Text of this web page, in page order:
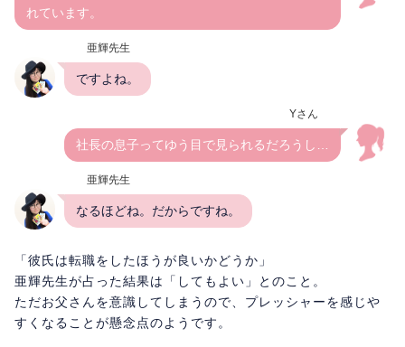
れています。
亜輝先生
ですよね。
Yさん
社長の息子ってゆう目で見られるだろうし…
亜輝先生
なるほどね。だからですね。
「彼氏は転職をしたほうが良いかどうか」
亜輝先生が占った結果は「してもよい」とのこと。
ただお父さんを意識してしまうので、プレッシャーを感じや
すくなることが懸念点のようです。